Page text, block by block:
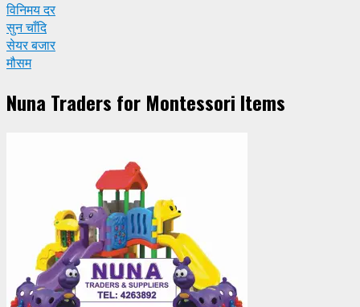
विनिमय दर
सुन चाँदि
सेयर बजार
मौसम
Nuna Traders for Montessori Items